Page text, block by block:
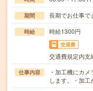
期間 長期でお仕事で
時給 時給1300円
交通費
交通費規定内支
仕事内容
・加工機にカ
します。・加